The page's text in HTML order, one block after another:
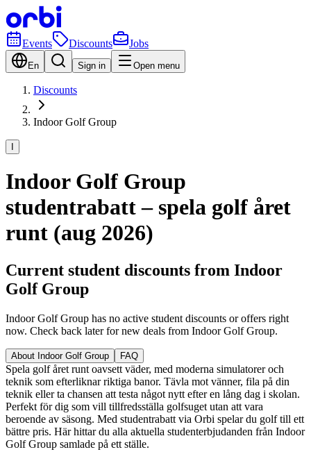
Events Discounts Jobs
En Sign in Open menu
Discounts
Indoor Golf Group
Indoor Golf Group
studentrabatt – spela golf året
runt (aug 2026)
Current student discounts from Indoor
Golf Group
Indoor Golf Group has no active student discounts or offers right
now. Check back later for new deals from Indoor Golf Group.
About Indoor Golf Group FAQ
Spela golf året runt oavsett väder, med moderna simulatorer och
teknik som efterliknar riktiga banor. Tävla mot vänner, fila på din
teknik eller ta chansen att testa något nytt efter en lång dag i skolan.
Perfekt för dig som vill tillfredsställa golfsuget utan att vara
beroende av säsong. Med studentrabatt via Orbi spelar du golf till ett
bättre pris. Här hittar du alla aktuella studenterbjudanden från Indoor
Golf Group samlade på ett ställe.